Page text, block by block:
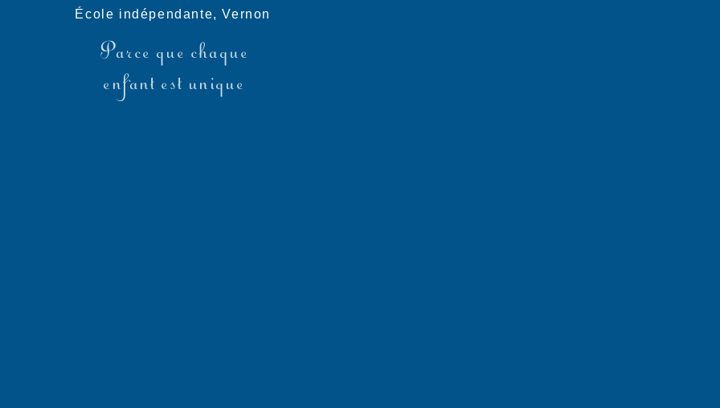
École indépendante, Vernon
Parce que chaque
enfant est unique